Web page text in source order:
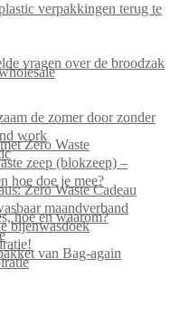
verpakkingen terug te
vragen over de broodzak
de zomer door zonder
work
Zero Waste
zeep (blokzeep) –
hoe doe je mee?
Zero Waste Cadeau
maandverband
hoe en waarom?
bijenwasdoek
van Bag-again